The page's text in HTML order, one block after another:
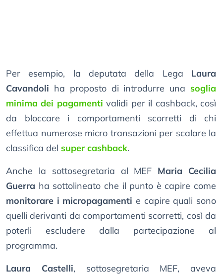
Per esempio, la deputata della Lega Laura
Cavandoli ha proposto di introdurre una soglia
minima dei pagamenti validi per il cashback, così
da bloccare i comportamenti scorretti di chi
effettua numerose micro transazioni per scalare la
classifica del super cashback.
Anche la sottosegretaria al MEF Maria Cecilia
Guerra ha sottolineato che il punto è capire come
monitorare i micropagamenti e capire quali sono
quelli derivanti da comportamenti scorretti, così da
poterli escludere dalla partecipazione al
programma.
Laura Castelli, sottosegretaria MEF, aveva